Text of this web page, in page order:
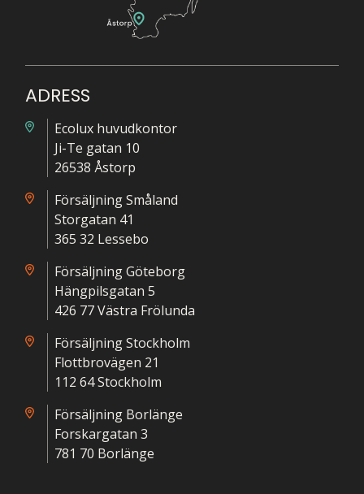
ADRESS
Ecolux huvudkontor
Ji-Te gatan 10
26538 Åstorp
Försäljning Småland
Storgatan 41
365 32 Lessebo
Försäljning Göteborg
Hängpilsgatan 5
426 77 Västra Frölunda
Försäljning Stockholm
Flottbrovägen 21
112 64 Stockholm
Försäljning Borlänge
Forskargatan 3
781 70 Borlänge